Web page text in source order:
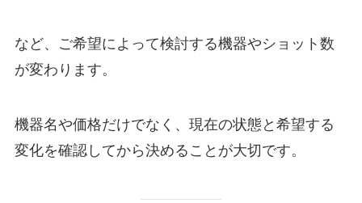
など、ご希望によって検討する機器やショット数
が変わります。
機器名や価格だけでなく、現在の状態と希望する
変化を確認してから決めることが大切です。